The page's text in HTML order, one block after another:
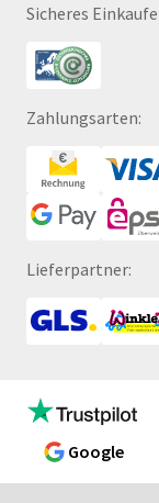
Sicheres
Zahlungsarten:
Lieferpartner:
Google